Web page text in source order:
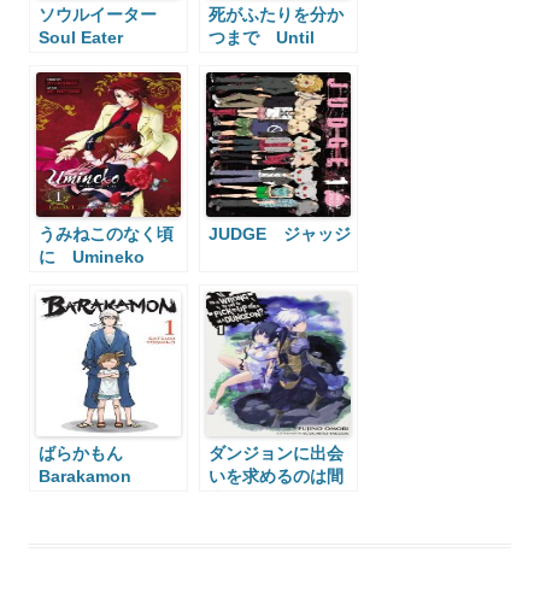
ソウルイーター
Soul Eater
死がふたりを分か
つまで Until
うみねこのなく頃
に Umineko
JUDGE ジャッジ
ばらかもん
Barakamon
ダンジョンに出会
いを求めるのは間